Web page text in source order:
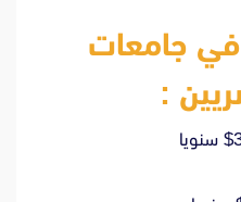
في جامعات
: